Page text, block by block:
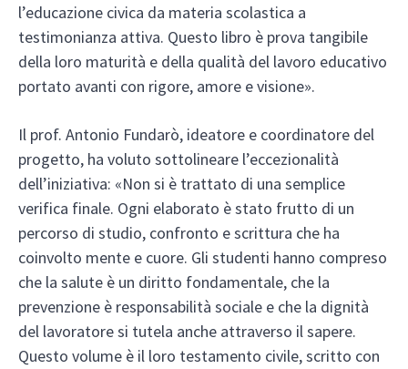
l’educazione civica da materia scolastica a
testimonianza attiva. Questo libro è prova tangibile
della loro maturità e della qualità del lavoro educativo
portato avanti con rigore, amore e visione».
Il prof. Antonio Fundarò, ideatore e coordinatore del
progetto, ha voluto sottolineare l’eccezionalità
dell’iniziativa: «Non si è trattato di una semplice
verifica finale. Ogni elaborato è stato frutto di un
percorso di studio, confronto e scrittura che ha
coinvolto mente e cuore. Gli studenti hanno compreso
che la salute è un diritto fondamentale, che la
prevenzione è responsabilità sociale e che la dignità
del lavoratore si tutela anche attraverso il sapere.
Questo volume è il loro testamento civile, scritto con